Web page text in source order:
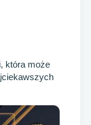
która może